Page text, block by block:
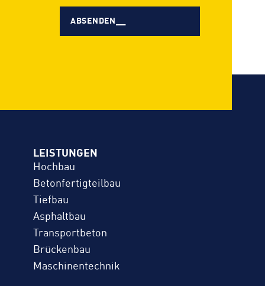
LEISTUNGEN
Hochbau
Betonfertigteilbau
Tiefbau
Asphaltbau
Transportbeton
Brückenbau
Maschinentechnik